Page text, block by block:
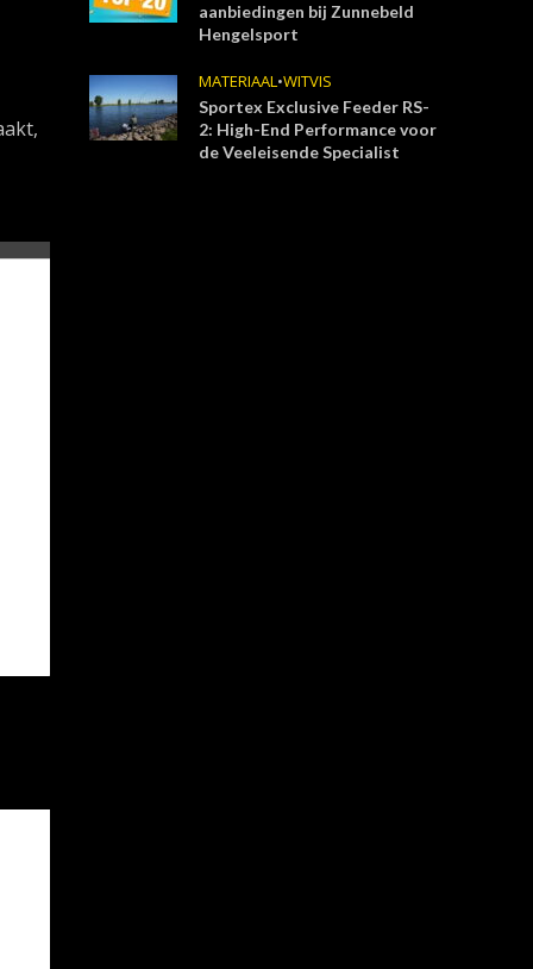
aanbiedingen bij Zunnebeld
Hengelsport
MATERIAAL•WITVIS
Sportex Exclusive Feeder RS-
2: High-End Performance voor
de Veeleisende Specialist